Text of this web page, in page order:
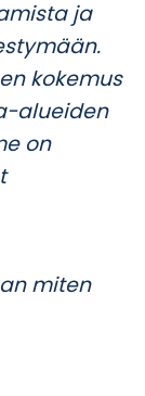
ja
kokemus
alueiden
on
miten